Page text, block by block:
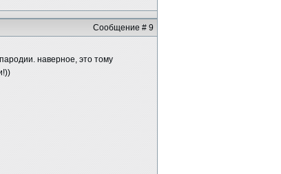
Сообщение # 9
наверное, это тому